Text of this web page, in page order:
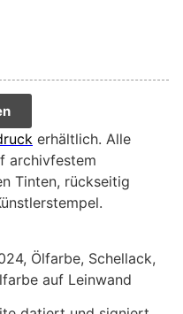
erhältlich. Alle
archivfestem
Tinten, rückseitig
Ölfarbe, Schellack,
auf Leinwand